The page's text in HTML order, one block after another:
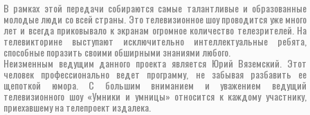
В рамках этой передачи собираются самые талантливые и образованные
молодые люди со всей страны. Это телевизионное шоу проводится уже много
лет и всегда приковывало к экранам огромное количество телезрителей. На
телевикторине выступают исключительно интеллектуальные ребята,
способные поразить своими обширными знаниями любого.
Неизменным ведущим данного проекта является Юрий Вяземский. Этот
человек профессионально ведет программу, не забывая разбавить ее
щепоткой юмора. С большим вниманием и уважением ведущий
телевизионного шоу «Умники и умницы» относится к каждому участнику,
приехавшему на телепроект издалека.